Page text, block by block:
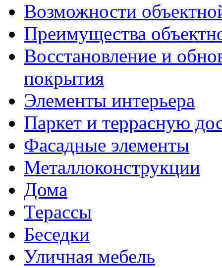
Возможности
Преимущества
Восстановление и
покрытия
Элементы интерьера
Паркет и террасную
Фасадные элементы
Металлоконструкции
Дома
Терассы
Беседки
Уличная мебель